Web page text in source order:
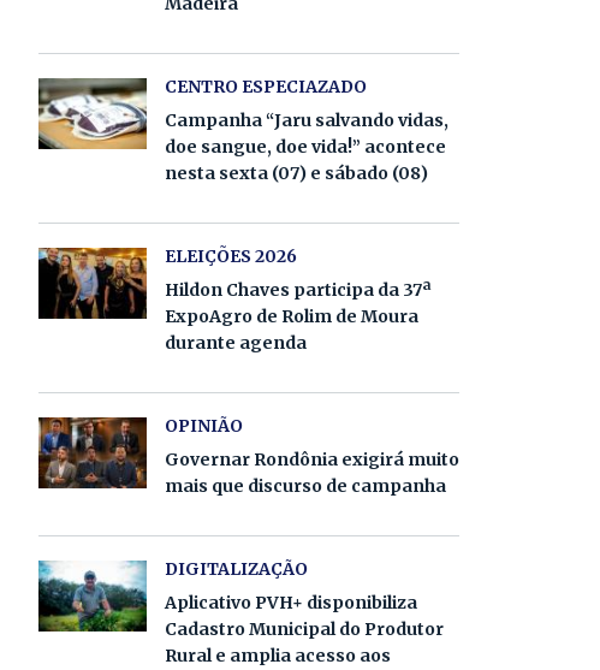
CENTRO ESPECIAZADO
Campanha “Jaru salvando vidas,
doe sangue, doe vida!” acontece
nesta sexta (07) e sábado (08)
ELEIÇÕES 2026
Hildon Chaves participa da 37ª
ExpoAgro de Rolim de Moura
durante agenda
OPINIÃO
Governar Rondônia exigirá muito
mais que discurso de campanha
DIGITALIZAÇÃO
Aplicativo PVH+ disponibiliza
Cadastro Municipal do Produtor
Rural e amplia acesso aos